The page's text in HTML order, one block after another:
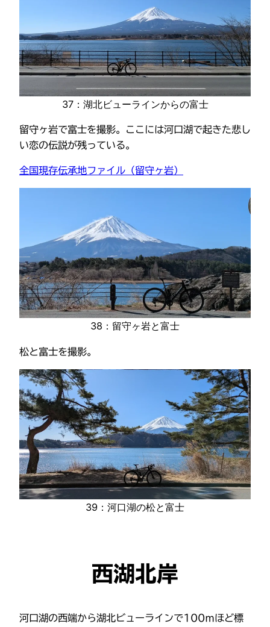
37：湖北ビューラインからの富士
留守ヶ岩で富士を撮影。ここには河口湖で起きた悲し
い恋の伝説が残っている。
全国現存伝承地ファイル（留守ヶ岩）
38：留守ヶ岩と富士
松と富士を撮影。
39：河口湖の松と富士
西湖北岸
河口湖の西端から湖北ビューラインで100ｍほど標